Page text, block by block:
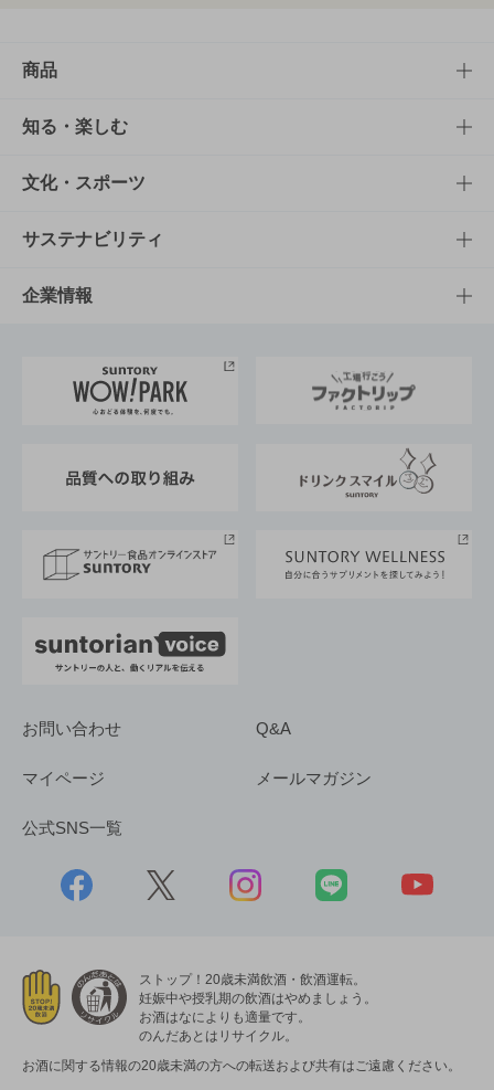
商品
商品TOP
商品一覧
商品発売情報
栄養成分一覧
知る・楽しむ
知る・楽しむTOP
キャンペーン
工場見学
地域情報
文化・スポーツ
文化・スポーツTOP
サントリーホール
サントリーサンバーズ大阪
サステナビリティ
サステナビリティTOP
サントリーが考えるサステナビリティ経営
企業情報
企業概要
採用情報
お問い合わせ Q&A
マイページ メールマガジン
公式SNS一覧
ストップ！20歳未満飲酒・飲酒運転。
妊娠中や授乳期の飲酒はやめましょう。
お酒はなによりも適量です。
のんだあとはリサイクル。
お酒に関する情報の20歳未満の方への転送および共有はご遠慮ください。